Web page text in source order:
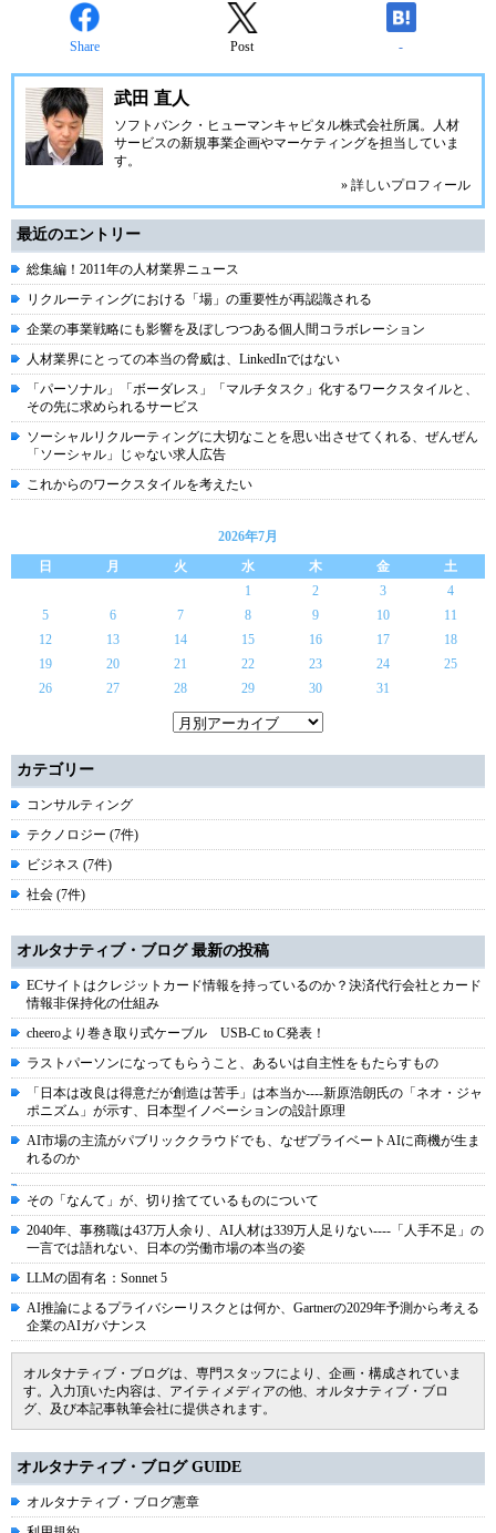
Share Post -
武田 直人
ソフトバンク・ヒューマンキャピタル株式会社所属。人材
サービスの新規事業企画やマーケティングを担当していま
す。
» 詳しいプロフィール
最近のエントリー
総集編！2011年の人材業界ニュース
リクルーティングにおける「場」の重要性が再認識される
企業の事業戦略にも影響を及ぼしつつある個人間コラボレーション
人材業界にとっての本当の脅威は、LinkedInではない
「パーソナル」「ボーダレス」「マルチタスク」化するワークスタイルと、
その先に求められるサービス
ソーシャルリクルーティングに大切なことを思い出させてくれる、ぜんぜん
「ソーシャル」じゃない求人広告
これからのワークスタイルを考えたい
2026年7月
日
月 火 水 木 金
土
1
2 3
4
5
6 7 8 9 10
11
12
13 14 15 16 17
18
19
20 21 22 23 24
25
26
27 28 29 30 31
カテゴリー
コンサルティング
テクノロジー (7件)
ビジネス (7件)
社会 (7件)
オルタナティブ・ブログ 最新の投稿
ECサイトはクレジットカード情報を持っているのか？決済代行会社とカード
情報非保持化の仕組み
cheeroより巻き取り式ケーブル USB-C to C発表！
ラストパーソンになってもらうこと、あるいは自主性をもたらすもの
「日本は改良は得意だが創造は苦手」は本当か----新原浩朗氏の「ネオ・ジャ
ポニズム」が示す、日本型イノベーションの設計原理
AI市場の主流がパブリッククラウドでも、なぜプライベートAIに商機が生ま
れるのか
その「なんて」が、切り捨てているものについて
2040年、事務職は437万人余り、AI人材は339万人足りない----「人手不足」の
一言では語れない、日本の労働市場の本当の姿
LLMの固有名：Sonnet 5
AI推論によるプライバシーリスクとは何か、Gartnerの2029年予測から考える
企業のAIガバナンス
オルタナティブ・ブログは、専門スタッフにより、企画・構成されていま
す。入力頂いた内容は、アイティメディアの他、オルタナティブ・ブロ
グ、及び本記事執筆会社に提供されます。
オルタナティブ・ブログ GUIDE
オルタナティブ・ブログ憲章